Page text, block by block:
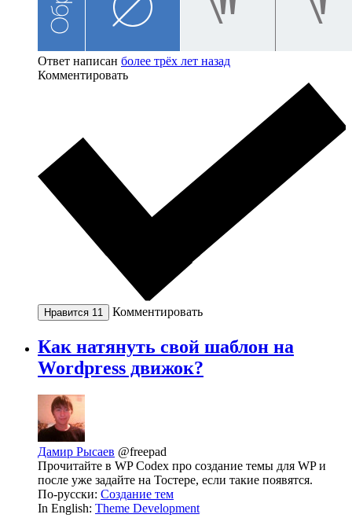
Ответ написан более трёх лет назад
Комментировать
Нравится 11 Комментировать
Как натянуть свой шаблон на
Wordpress движок?
Дамир Рысаев @freepad
Прочитайте в WP Codex про создание темы для WP и
после уже задайте на Тостере, если такие появятся.
По-русски: Создание тем
In English: Theme Development